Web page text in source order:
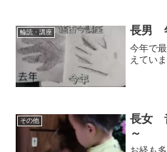
で「イ
た。そ
輪読・講座 長男
今年で
えていま
その他
長女
～